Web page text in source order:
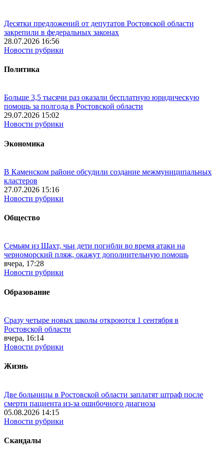
Десятки предложений от депутатов Ростовской области
закрепили в федеральных законах
28.07.2026 16:56
Новости рубрики
Политика
Больше 3,5 тысячи раз оказали бесплатную юридическую
помощь за полгода в Ростовской области
29.07.2026 15:02
Новости рубрики
Экономика
В Каменском районе обсудили создание межмуниципальных
кластеров
27.07.2026 15:16
Новости рубрики
Общество
Семьям из Шахт, чьи дети погибли во время атаки на
черноморский пляж, окажут дополнительную помощь
вчера, 17:28
Новости рубрики
Образование
Сразу четыре новых школы откроются 1 сентября в
Ростовской области
вчера, 16:14
Новости рубрики
Жизнь
Две больницы в Ростовской области заплатят штраф после
смерти пациента из-за ошибочного диагноза
05.08.2026 14:15
Новости рубрики
Скандалы